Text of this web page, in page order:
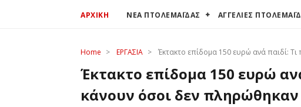
ΑΡΧΙΚΗ ΝΕΑ ΠΤΟΛΕΜΑΪΔΑΣ ΑΓΓΕΛΙΕΣ
Home > ΕΡΓΑΣΙΑ > Έκτακτο επίδομα 150 ευρώ ανά παιδί:
Έκτακτο επίδομα 150 ευρώ
κάνουν όσοι δεν πληρώθηκαν